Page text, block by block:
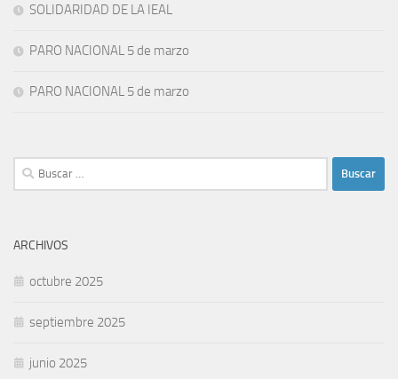
SOLIDARIDAD DE LA IEAL
PARO NACIONAL 5 de marzo
PARO NACIONAL 5 de marzo
Buscar:
ARCHIVOS
octubre 2025
septiembre 2025
junio 2025